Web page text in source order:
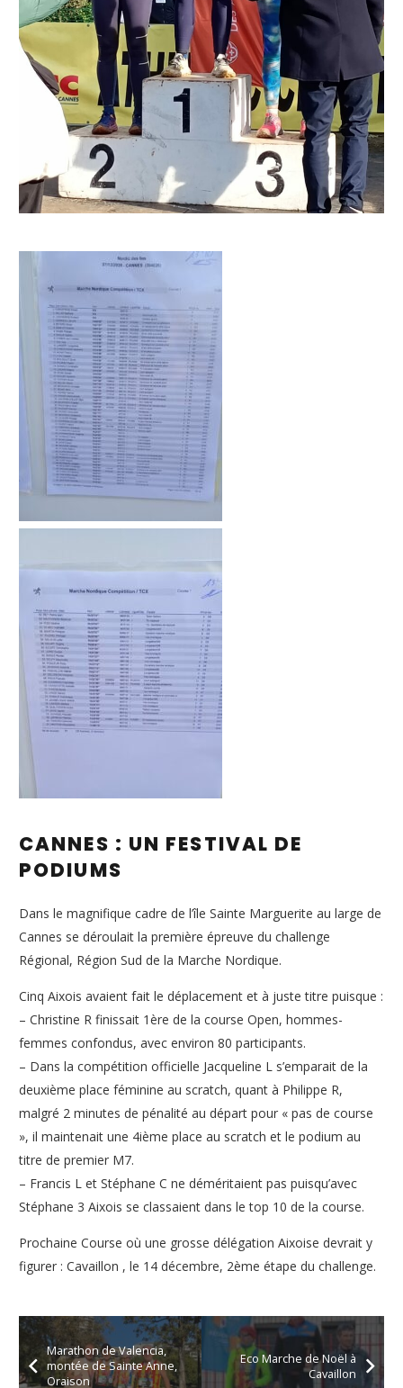
CANNES : UN FESTIVAL DE
PODIUMS
Dans le magnifique cadre de l’île Sainte Marguerite au large de
Cannes se déroulait la première épreuve du challenge
Régional, Région Sud de la Marche Nordique.
Cinq Aixois avaient fait le déplacement et à juste titre puisque :
– Christine R finissait 1ère de la course Open, hommes-
femmes confondus, avec environ 80 participants.
– Dans la compétition officielle Jacqueline L s’emparait de la
deuxième place féminine au scratch, quant à Philippe R,
malgré 2 minutes de pénalité au départ pour « pas de course
», il maintenait une 4ième place au scratch et le podium au
titre de premier M7.
– Francis L et Stéphane C ne déméritaient pas puisqu’avec
Stéphane 3 Aixois se classaient dans le top 10 de la course.
Prochaine Course où une grosse délégation Aixoise devrait y
figurer : Cavaillon , le 14 décembre, 2ème étape du challenge.
Marathon de Valencia,
montée de Sainte Anne,
Oraison
Eco Marche de Noël à
Cavaillon